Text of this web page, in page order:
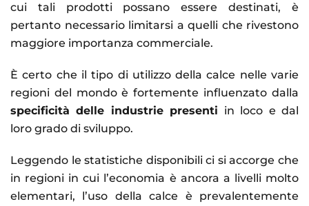
cui tali prodotti possano essere destinati, è
pertanto necessario limitarsi a quelli che rivestono
maggiore importanza commerciale.
È certo che il tipo di utilizzo della calce nelle varie
regioni del mondo è fortemente influenzato dalla
specificità delle industrie presenti in loco e dal
loro grado di sviluppo.
Leggendo le statistiche disponibili ci si accorge che
in regioni in cui l’economia è ancora a livelli molto
elementari, l’uso della calce è prevalentemente